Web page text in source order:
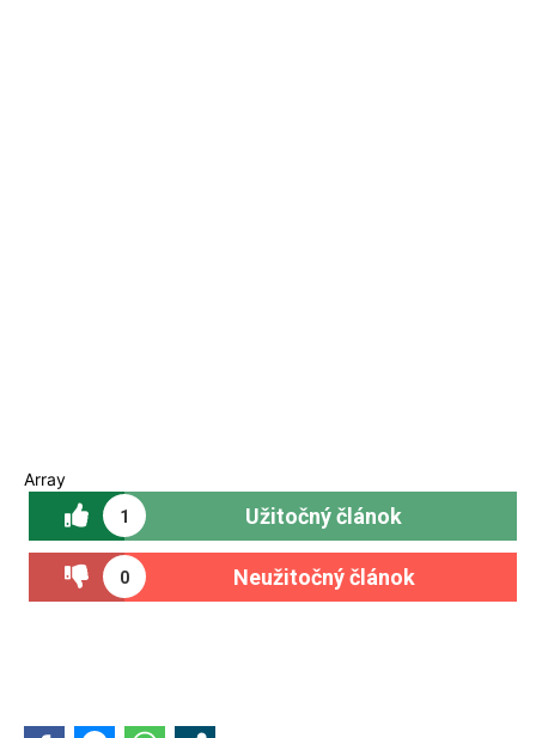
Array
1 Užitočný článok
0 Neužitočný článok